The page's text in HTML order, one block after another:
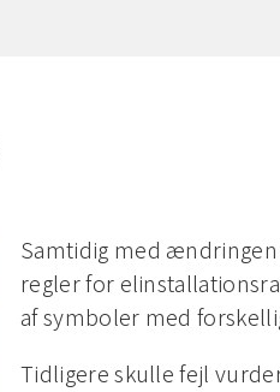
Samtidig med
regler for
af symboler med
Tidligere skulle fejl